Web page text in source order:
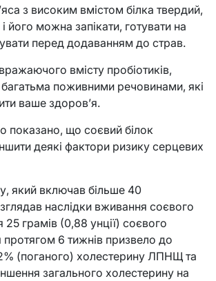
з високим вмістом білка твердий,
його можна запікати, готувати на
перед додаванням до страв.
вмісту пробіотиків,
поживними речовинами, які
ваше здоров’я.
показано, що соєвий білок
деякі фактори ризику серцевих
який включав більше 40
наслідки вживання соєвого
25 грамів (0,88 унції) соєвого
протягом 6 тижнів призвело до
(поганого) холестерину ЛПНЩ та
загального холестерину на